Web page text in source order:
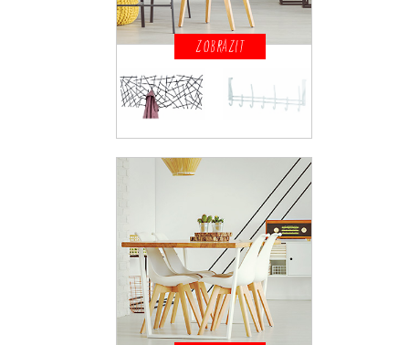
ZOBRAZIT